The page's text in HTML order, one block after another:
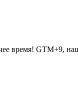
время! GTM+9,